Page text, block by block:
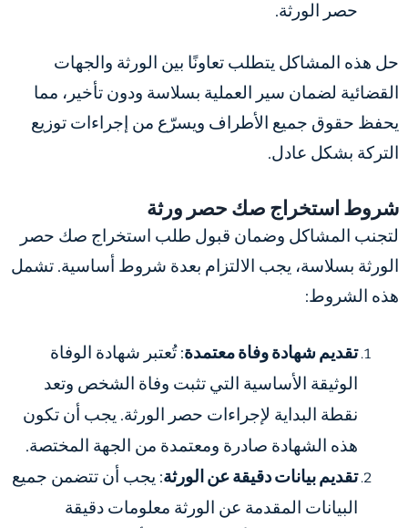
حصر الورثة.
حل هذه المشاكل يتطلب تعاونًا بين الورثة والجهات
القضائية لضمان سير العملية بسلاسة ودون تأخير، مما
يحفظ حقوق جميع الأطراف ويسرّع من إجراءات توزيع
التركة بشكل عادل.
شروط استخراج صك حصر ورثة
لتجنب المشاكل وضمان قبول طلب استخراج صك حصر
الورثة بسلاسة، يجب الالتزام بعدة شروط أساسية. تشمل
هذه الشروط:
تقديم شهادة وفاة معتمدة: تُعتبر شهادة الوفاة
الوثيقة الأساسية التي تثبت وفاة الشخص وتعد
نقطة البداية لإجراءات حصر الورثة. يجب أن تكون
هذه الشهادة صادرة ومعتمدة من الجهة المختصة.
تقديم بيانات دقيقة عن الورثة: يجب أن تتضمن جميع
البيانات المقدمة عن الورثة معلومات دقيقة